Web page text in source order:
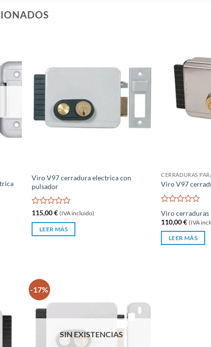
Viro V97 cerradura electrica con
pulsador
Valorado
de
115,00€ (IVA incluido)
LEER MÁS
CERRADURAS
Viro V97
Valorado
con
0
de
Viro cerraduras
110,00€ (IVA
LEER MÁS
-17%
SIN EXISTENCIAS